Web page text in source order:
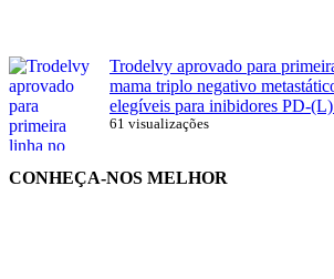
Trodelvy aprovado para
mama triplo negativo
elegíveis para inibidores PD-
61 visualizações
CONHEÇA-NOS MELHOR